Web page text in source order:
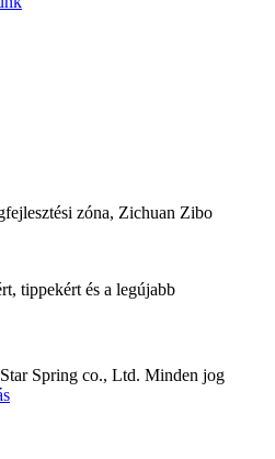
zóna, Zichuan Zibo
tippekért és a legújabb
Spring co., Ltd. Minden jog